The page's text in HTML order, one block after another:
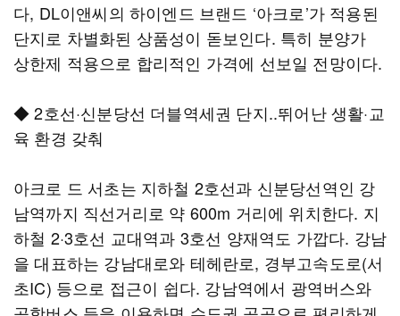
다, DL이앤씨의 하이엔드 브랜드 ‘아크로’가 적용된
단지로 차별화된 상품성이 돋보인다. 특히 분양가
상한제 적용으로 합리적인 가격에 선보일 전망이다.
◆ 2호선·신분당선 더블역세권 단지..뛰어난 생활·교
육 환경 갖춰
아크로 드 서초는 지하철 2호선과 신분당선역인 강
남역까지 직선거리로 약 600m 거리에 위치한다. 지
하철 2·3호선 교대역과 3호선 양재역도 가깝다. 강남
을 대표하는 강남대로와 테헤란로, 경부고속도로(서
초IC) 등으로 접근이 쉽다. 강남역에서 광역버스와